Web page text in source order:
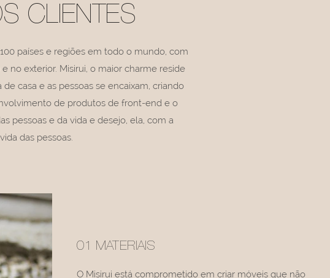
CLIENTES
países e regiões em todo o mundo, com
no exterior. Misirui, o maior charme reside
casa e as pessoas se encaixam, criando
de produtos de front-end e o
pessoas e da vida e desejo, ela, com a
das pessoas.
01 MATERIAIS
O Misirui está comprometido em criar móveis que não